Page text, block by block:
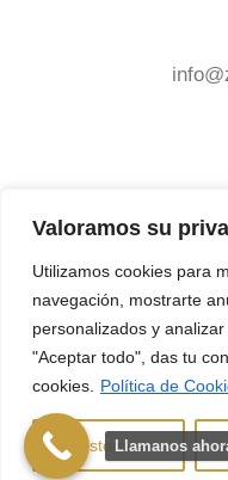
Valoramos su
Utilizamos cookies para
navegación, mostrarte
personalizados y
"Aceptar todo", das tu
cookies.
Política de
Customise
De
Noticias
Subscríbete a nuestra
aquellas novedades
afectarte.
reservados. Aviso
Llamanos